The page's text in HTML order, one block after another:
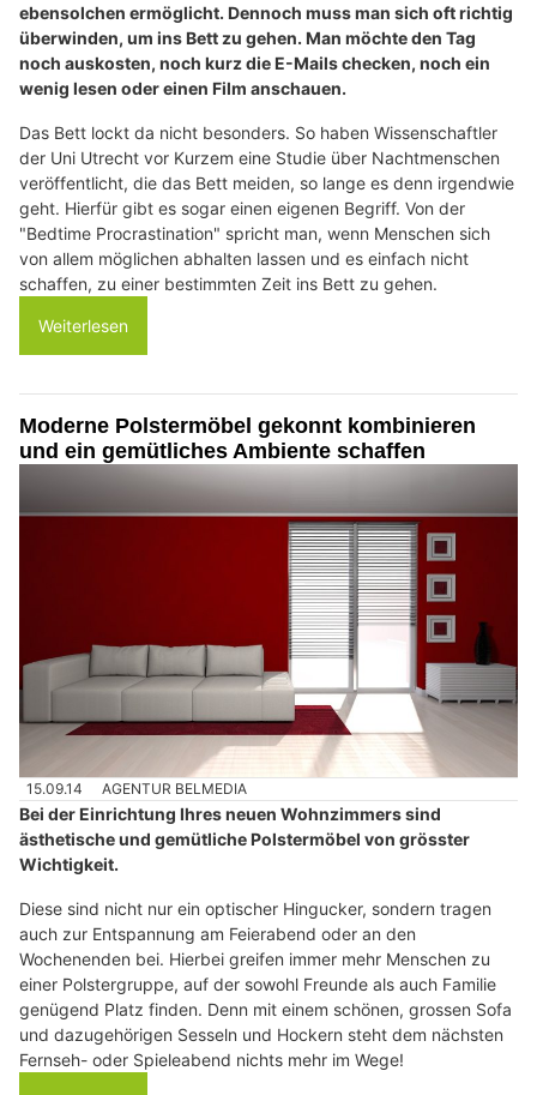
ebensolchen ermöglicht. Dennoch muss man sich oft richtig
überwinden, um ins Bett zu gehen. Man möchte den Tag
noch auskosten, noch kurz die E-Mails checken, noch ein
wenig lesen oder einen Film anschauen.
Das Bett lockt da nicht besonders. So haben Wissenschaftler
der Uni Utrecht vor Kurzem eine Studie über Nachtmenschen
veröffentlicht, die das Bett meiden, so lange es denn irgendwie
geht. Hierfür gibt es sogar einen eigenen Begriff. Von der
"Bedtime Procrastination" spricht man, wenn Menschen sich
von allem möglichen abhalten lassen und es einfach nicht
schaffen, zu einer bestimmten Zeit ins Bett zu gehen.
Weiterlesen
Moderne Polstermöbel gekonnt kombinieren
und ein gemütliches Ambiente schaffen
15.09.14 AGENTUR BELMEDIA
Bei der Einrichtung Ihres neuen Wohnzimmers sind
ästhetische und gemütliche Polstermöbel von grösster
Wichtigkeit.
Diese sind nicht nur ein optischer Hingucker, sondern tragen
auch zur Entspannung am Feierabend oder an den
Wochenenden bei. Hierbei greifen immer mehr Menschen zu
einer Polstergruppe, auf der sowohl Freunde als auch Familie
genügend Platz finden. Denn mit einem schönen, grossen Sofa
und dazugehörigen Sesseln und Hockern steht dem nächsten
Fernseh- oder Spieleabend nichts mehr im Wege!